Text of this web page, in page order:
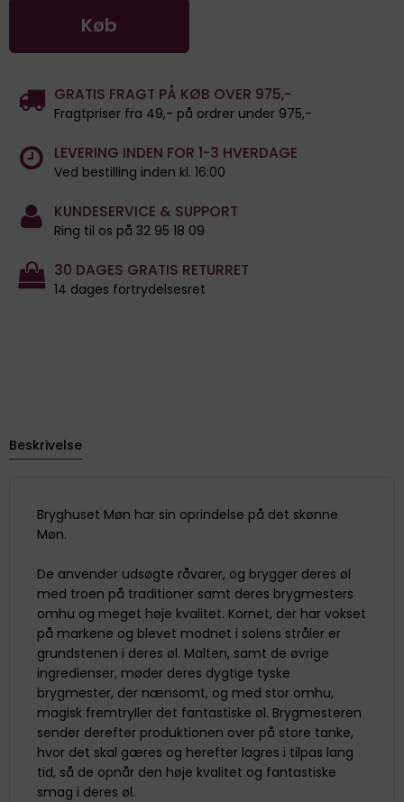
Køb
GRATIS FRAGT PÅ KØB OVER 975,-
Fragtpriser fra 49,- på ordrer under 975,-
LEVERING INDEN FOR 1-3 HVERDAGE
Ved bestilling inden kl. 16:00
KUNDESERVICE & SUPPORT
Ring til os på 32 95 18 09
30 DAGES GRATIS RETURRET
14 dages fortrydelsesret
Beskrivelse
Bryghuset Møn har sin oprindelse på det skønne
Møn.
De anvender udsøgte råvarer, og brygger deres øl
med troen på traditioner samt deres brygmesters
omhu og meget høje kvalitet. Kornet, der har vokset
på markene og blevet modnet i solens stråler er
grundstenen i deres øl. Malten, samt de øvrige
ingredienser, møder deres dygtige tyske
brygmester, der nænsomt, og med stor omhu,
magisk fremtryller det fantastiske øl. Brygmesteren
sender derefter produktionen over på store tanke,
hvor det skal gæres og herefter lagres i tilpas lang
tid, så de opnår den høje kvalitet og fantastiske
smag i deres øl.